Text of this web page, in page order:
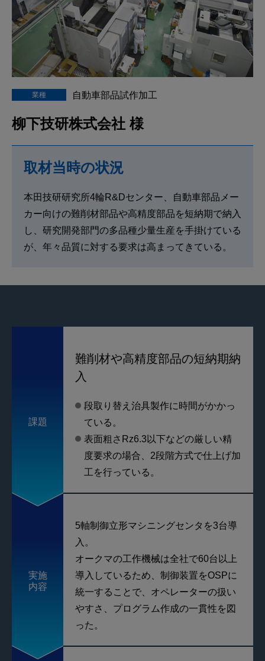
業種 自動車部品試作加工
柳下技研株式会社 様
取材当時の状況
本田技研研究所4輪R&Dセンター、自動車部品メー
カー向けの難削材部品や高精度部品を短納期で納入
し、研究開発部門の多品種少量生産を手掛けている
が、年々品質に対する要求は高まってきている。
課題
難削材や高精度部品の短納期納
入
段取り替え治具製作に時間がかかっ
ている。
表面粗さRz6.3以下などの厳しい精
度要求の場合、2段階方式で仕上げ加
工を行っている。
実施
内容
5軸制御立形マシニングセンタを3台導
入。
オークマの工作機械は全社で60台以上
導入しているため、制御装置をOSPに
統一することで、オペレーターの扱い
やすさ、プログラム作成の一貫性を図
った。